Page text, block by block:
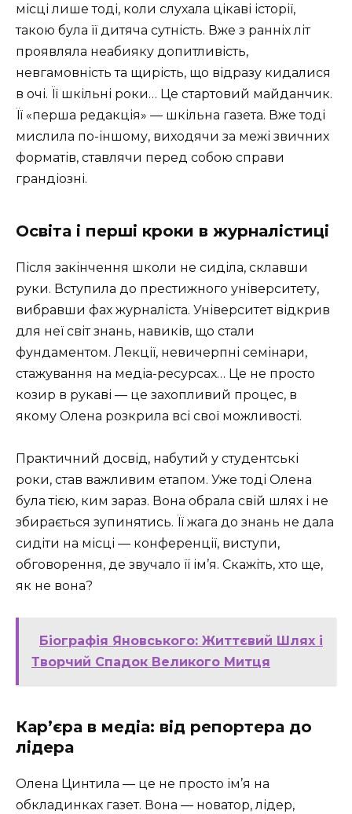
місці лише тоді, коли слухала цікаві історії,
такою була її дитяча сутність. Вже з ранніх літ
проявляла неабияку допитливість,
невгамовність та щирість, що відразу кидалися
в очі. Її шкільні роки… Це стартовий майданчик.
Її «перша редакція» — шкільна газета. Вже тоді
мислила по-іншому, виходячи за межі звичних
форматів, ставлячи перед собою справи
грандіозні.
Освіта і перші кроки в журналістиці
Після закінчення школи не сиділа, склавши
руки. Вступила до престижного університету,
вибравши фах журналіста. Університет відкрив
для неї світ знань, навиків, що стали
фундаментом. Лекції, невичерпні семінари,
стажування на медіа-ресурсах… Це не просто
козир в рукаві — це захопливий процес, в
якому Олена розкрила всі свої можливості.
Практичний досвід, набутий у студентські
роки, став важливим етапом. Уже тоді Олена
була тією, ким зараз. Вона обрала свій шлях і не
збирається зупинятись. Її жага до знань не дала
сидіти на місці — конференції, виступи,
обговорення, де звучало її ім’я. Скажіть, хто ще,
як не вона?
Біографія Яновського: Життєвий Шлях і
Творчий Спадок Великого Митця
Кар’єра в медіа: від репортера до
лідера
Олена Цинтила — це не просто ім’я на
обкладинках газет. Вона — новатор, лідер,